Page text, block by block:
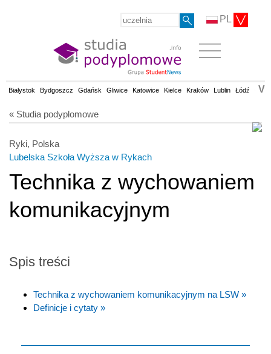
PL
Białystok Bydgoszcz Gdańsk Gliwice Katowice Kielce Kraków Lublin Łódź V
« Studia podyplomowe
Ryki, Polska
Lubelska Szkoła Wyższa w Rykach
Technika z wychowaniem
komunikacyjnym
Spis treści
Technika z wychowaniem komunikacyjnym na LSW »
Definicje i cytaty »